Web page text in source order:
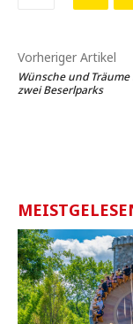
Vorheriger Artikel
Wünsche und Träume
zwei Beserlparks